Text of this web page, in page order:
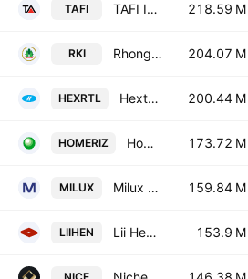
TAFI TAFI Industries Bhd. 218.59 M
RKI Rhong Khen International Bhd 204.07 M
HEXRTL Hextar Retail Bhd 200.44 M
HOMERIZ Homeritz Corp. Bhd. 173.72 M
MILUX Milux Corp. Bhd. 159.84 M
LIIHEN Lii Hen Industries Bhd. 153.9 M